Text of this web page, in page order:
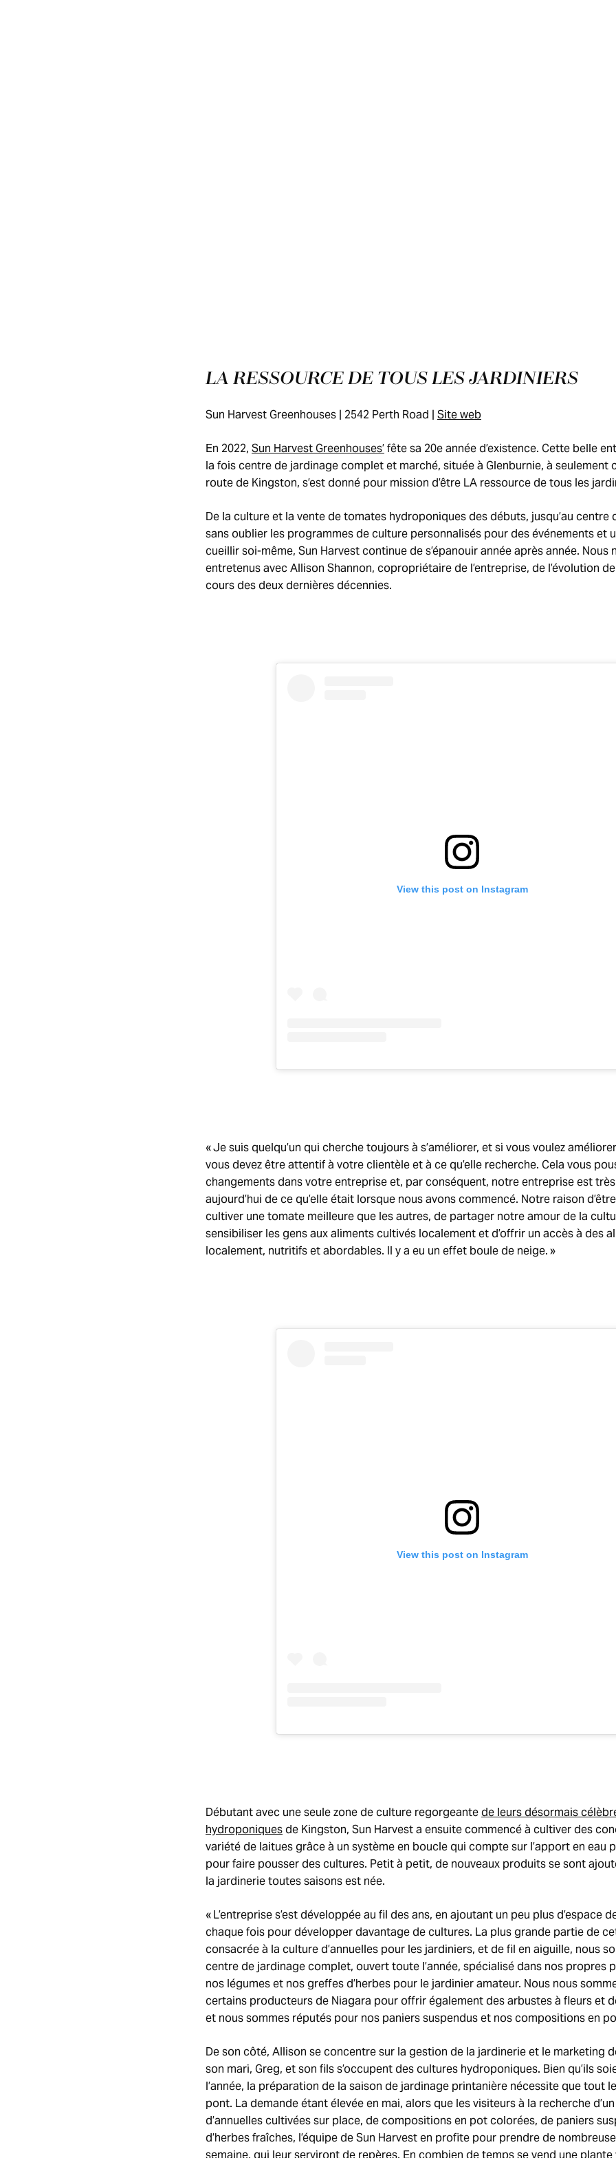
LA RESSOURCE DE TOUS LES JARDINIERS
Sun Harvest Greenhouses | 2542 Perth Road | Site web
En 2022, Sun Harvest Greenhouses’fête sa 20e année d’existence. Cette belle
la fois centre de jardinage complet et marché, située à Glenburnie, à seulement
route de Kingston, s’est donné pour mission d’être LA ressource de tous les
De la culture et la vente de tomates hydroponiques des débuts, jusqu’au centre
sans oublier les programmes de culture personnalisés pour des événements et
cueillir soi-même, Sun Harvest continue de s’épanouir année après année. Nous
entretenus avec Allison Shannon, copropriétaire de l’entreprise, de l’évolution
cours des deux dernières décennies.
View this post on Instagram
« Je suis quelqu’un qui cherche toujours à s’améliorer, et si vous voulez
vous devez être attentif à votre clientèle et à ce qu’elle recherche. Cela vous
changements dans votre entreprise et, par conséquent, notre entreprise est
aujourd’hui de ce qu’elle était lorsque nous avons commencé. Notre raison
cultiver une tomate meilleure que les autres, de partager notre amour de la
sensibiliser les gens aux aliments cultivés localement et d’offrir un accès à des
localement, nutritifs et abordables. Il y a eu un effet boule de neige. »
View this post on Instagram
Débutant avec une seule zone de culture regorgeantede leurs désormais
hydroponiquesde Kingston, Sun Harvest a ensuite commencé à cultiver des
variété de laitues grâce à un système en boucle qui compte sur l’apport en eau
pour faire pousser des cultures. Petit à petit, de nouveaux produits se sont
la jardinerie toutes saisons est née.
« L’entreprise s’est développée au fil des ans, en ajoutant un peu plus d’espace
chaque fois pour développer davantage de cultures. La plus grande partie de
consacrée à la culture d’annuelles pour les jardiniers, et de fil en aiguille, nous
centre de jardinage complet, ouvert toute l’année, spécialisé dans nos propres
nos légumes et nos greffes d’herbes pour le jardinier amateur. Nous nous
certains producteurs de Niagara pour offrir également des arbustes à fleurs et
et nous sommes réputés pour nos paniers suspendus et nos compositions en
De son côté, Allison se concentre sur la gestion de la jardinerie et le marketing
son mari, Greg, et son fils s’occupent des cultures hydroponiques. Bien qu’ils
l’année, la préparation de la saison de jardinage printanière nécessite que tout
pont. La demande étant élevée en mai, alors que les visiteurs à la recherche
d’annuelles cultivées sur place, de compositions en pot colorées, de paniers
d’herbes fraîches, l’équipe de Sun Harvest en profite pour prendre de
semaine, qui leur serviront de repères. En combien de temps se vend une plante